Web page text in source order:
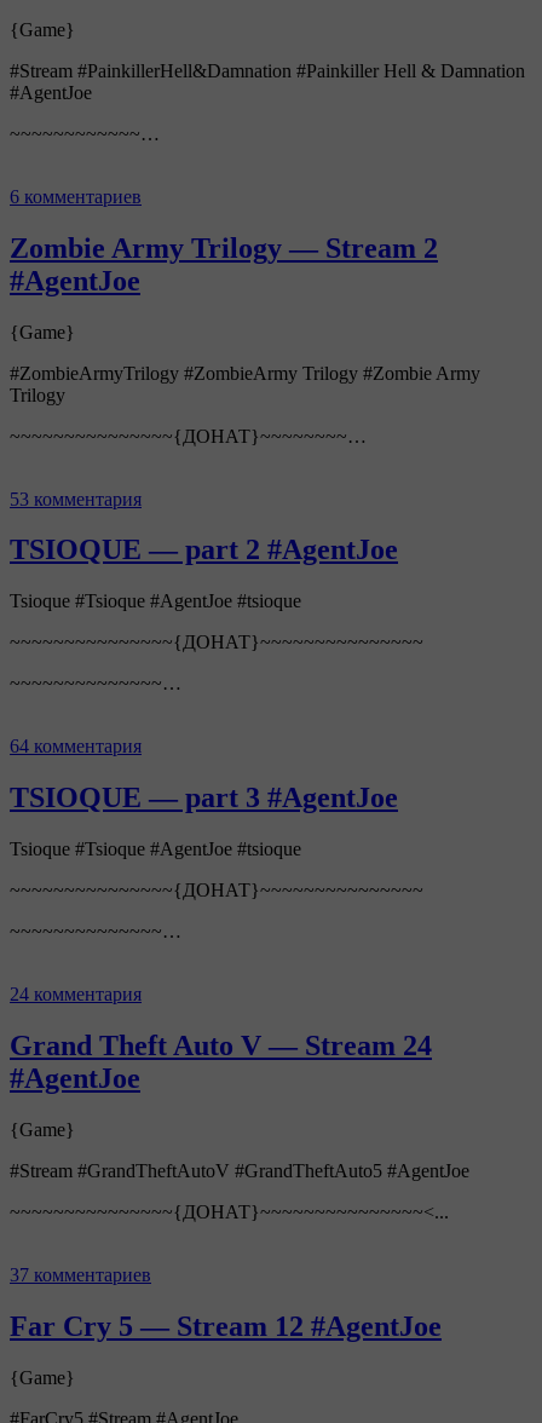
{Game}
#Stream #PainkillerHell&Damnation #Painkiller Hell & Damnation
#AgentJoe
~~~~~~~~~~~~…
6 комментариев
Zombie Army Trilogy — Stream 2
#AgentJoe
{Game}
#ZombieArmyTrilogy #ZombieArmy Trilogy #Zombie Army
Trilogy
~~~~~~~~~~~~~~~{ДОНАТ}~~~~~~~~…
53 комментария
TSIOQUE — part 2 #AgentJoe
Tsioque #Tsioque #AgentJoe #tsioque
~~~~~~~~~~~~~~~{ДОНАТ}~~~~~~~~~~~~~~~
~~~~~~~~~~~~~~…
64 комментария
TSIOQUE — part 3 #AgentJoe
Tsioque #Tsioque #AgentJoe #tsioque
~~~~~~~~~~~~~~~{ДОНАТ}~~~~~~~~~~~~~~~
~~~~~~~~~~~~~~…
24 комментария
Grand Theft Auto V — Stream 24
#AgentJoe
{Game}
#Stream #GrandTheftAutoV #GrandTheftAuto5 #AgentJoe
~~~~~~~~~~~~~~~{ДОНАТ}~~~~~~~~~~~~~~~<...
37 комментариев
Far Cry 5 — Stream 12 #AgentJoe
{Game}
#FarCry5 #Stream #AgentJoe